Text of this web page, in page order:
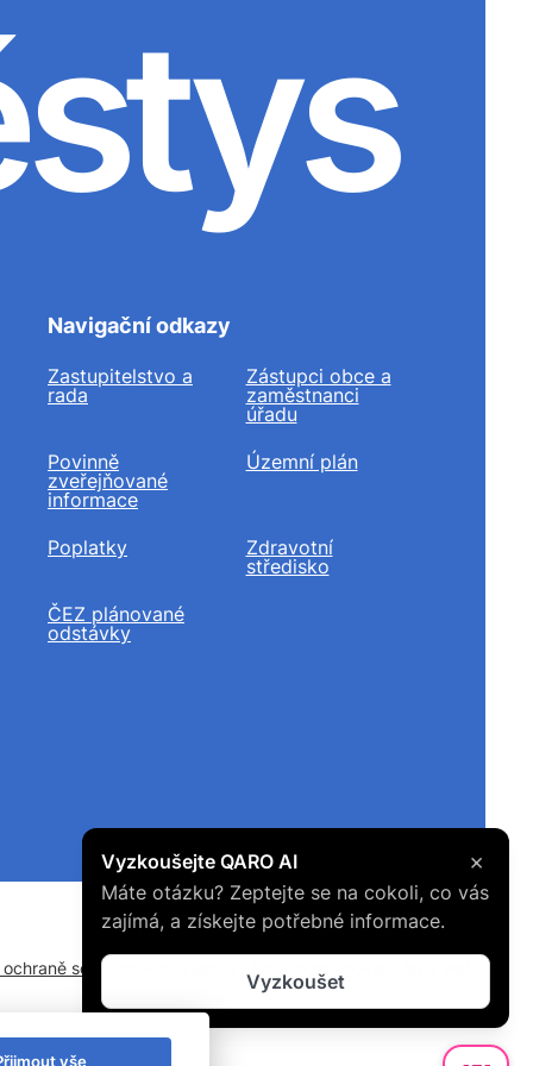
Navigační odkazy
Zastupitelstvo a
rada
Zástupci obce a
zaměstnanci
úřadu
Povinně
zveřejňované
informace
Územní plán
Poplatky
Zdravotní
středisko
ČEZ plánované
odstávky
soukromí
×
Vyzkoušejte QARO AI
Máte otázku? Zeptejte se na cokoli, co vás
zajímá, a získejte potřebné informace.
Vyzkoušet
vše